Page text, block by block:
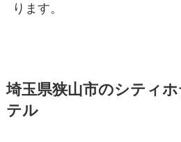
ります。
埼玉県狭山市のシティ
テル